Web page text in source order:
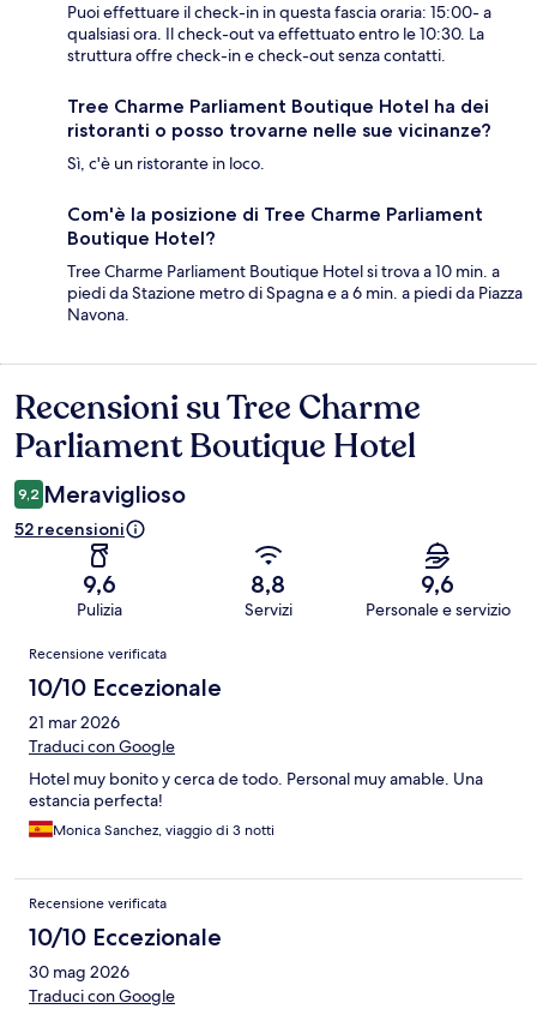
Puoi effettuare il check-in in questa fascia oraria: 15:00- a
qualsiasi ora. Il check-out va effettuato entro le 10:30. La
struttura offre check-in e check-out senza contatti.
Tree Charme Parliament Boutique Hotel ha dei
ristoranti o posso trovarne nelle sue vicinanze?
Sì, c'è un ristorante in loco.
Com'è la posizione di Tree Charme Parliament
Boutique Hotel?
Tree Charme Parliament Boutique Hotel si trova a 10 min. a
piedi da Stazione metro di Spagna e a 6 min. a piedi da Piazza
Navona.
Recensioni
Recensioni su Tree Charme
Parliament Boutique Hotel
9,2 Meraviglioso
52 recensioni
9,6
Pulizia
8,8
Servizi
9,6
Personale e servizio
Recensioni
Recensione verificata
10/10 Eccezionale
21 mar 2026
Traduci con Google
Hotel muy bonito y cerca de todo. Personal muy amable. Una
estancia perfecta!
Monica Sanchez, viaggio di 3 notti
Recensione verificata
10/10 Eccezionale
30 mag 2026
Traduci con Google